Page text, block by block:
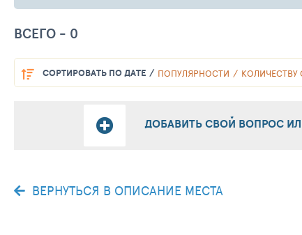
ВСЕГО - 0
СОРТИРОВАТЬ ПО ДАТЕ ПОПУЛЯРНОСТИ КОЛИЧЕСТВУ
ДОБАВИТЬ СВОЙ ВОПРОС
ВЕРНУТЬСЯ В ОПИСАНИЕ МЕСТА